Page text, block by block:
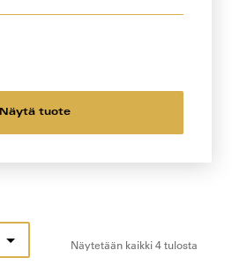
Näytä tuote
Näytetään kaikki 4 tulosta